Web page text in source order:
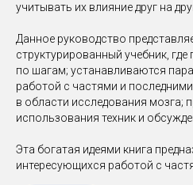
учитывать их влияние друг на
Данное руководство
структурированный учебник,
по шагам; устанавливаются
работой с частями и
в области исследования мозга;
использования техник и
Эта богатая идеями книга
интересующихся работой с